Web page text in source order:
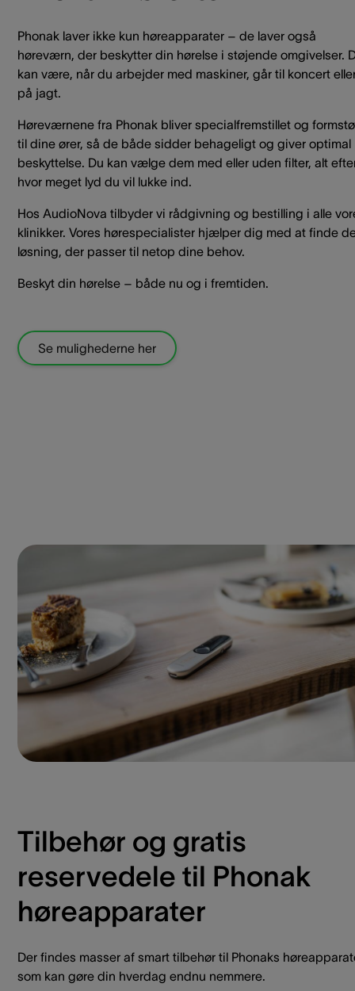
Phonak laver ikke kun høreapparater – de laver også
høreværn, der beskytter din hørelse i støjende omgivelser.
kan være, når du arbejder med maskiner, går til koncert
på jagt.
Høreværnene fra Phonak bliver specialfremstillet og
til dine ører, så de både sidder behageligt og giver optimal
beskyttelse. Du kan vælge dem med eller uden filter, alt
hvor meget lyd du vil lukke ind.
Hos AudioNova tilbyder vi rådgivning og bestilling i alle
klinikker. Vores hørespecialister hjælper dig med at finde
løsning, der passer til netop dine behov.
Beskyt din hørelse – både nu og i fremtiden.
Se mulighederne her
Tilbehør og gratis
reservedele til Phonak
høreapparater
Der findes masser af smart tilbehør til Phonaks
som kan gøre din hverdag endnu nemmere.